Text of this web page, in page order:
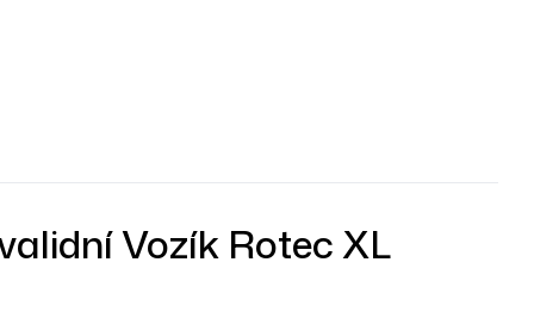
Vozík Rotec XL